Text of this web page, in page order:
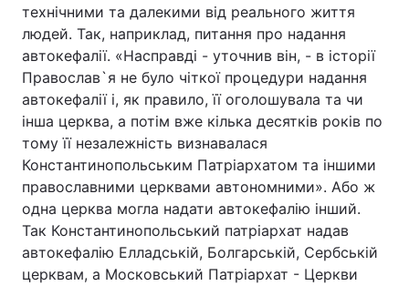
Тема оформлення
технічними та далекими від реального життя
людей. Так, наприклад, питання про надання
автокефалії. «Насправді - уточнив він, - в історії
Православ`я не було чіткої процедури надання
автокефалії і, як правило, її оголошувала та чи
інша церква, а потім вже кілька десятків років по
тому її незалежність визнавалася
Константинопольським Патріархатом та іншими
православними церквами автономними». Або ж
одна церква могла надати автокефалію інший.
Так Константинопольський патріархат надав
автокефалію Елладській, Болгарській, Сербській
церквам, а Московський Патріархат - Церкви